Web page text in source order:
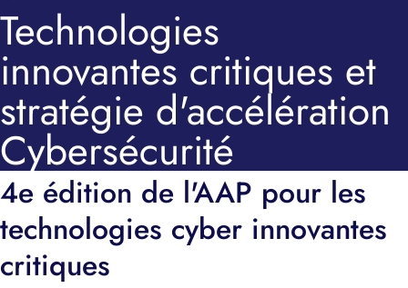
Technologies
innovantes critiques et
stratégie d'accélération
Cybersécurité
4e édition de l'AAP pour les
technologies cyber innovantes
critiques